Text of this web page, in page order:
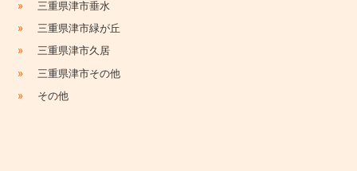
» 三重県津市垂水
» 三重県津市緑が丘
» 三重県津市久居
» 三重県津市その他
» その他